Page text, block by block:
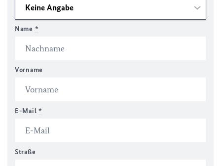
Name *
Vorname
E-Mail *
Straße